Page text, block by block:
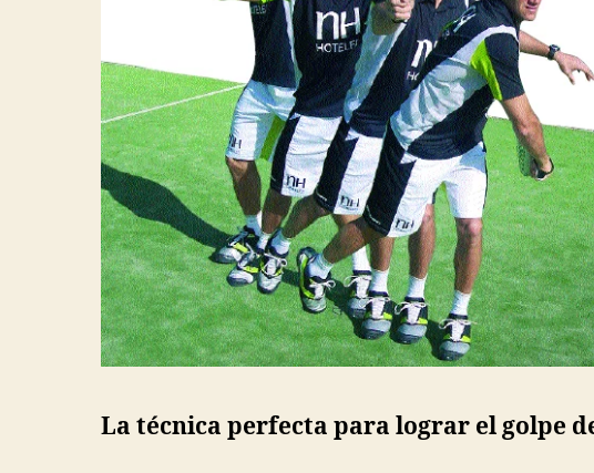
La técnica perfecta para lograr el golpe